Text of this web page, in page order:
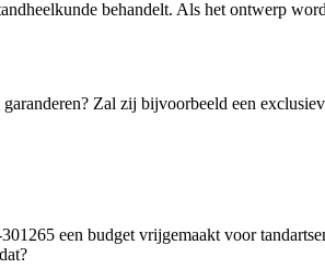
behandelt. Als het ontwerp
Zal zij bijvoorbeeld een
een budget vrijgemaakt voor